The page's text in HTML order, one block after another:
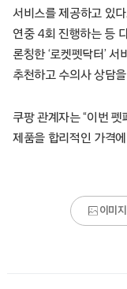
서비스를 제공하고 있
연중 4회 진행하는 등
론칭한 ‘로켓펫닥터’
추천하고 수의사 상담
쿠팡 관계자는 “이번
제품을 합리적인 가격
이미